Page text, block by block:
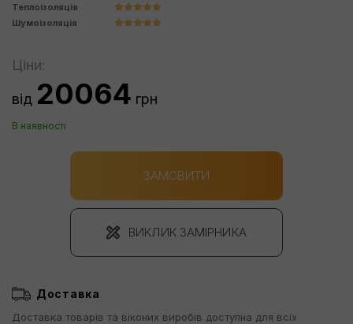
Теплоізоляція
Шумоізоляція
Ціни:
від 20064 грн
В наявності
Доставка
Доставка товарів та віконих виробів доступна для всіх
ЗАМОВИТИ
ВИКЛИК ЗАМІРНИКА